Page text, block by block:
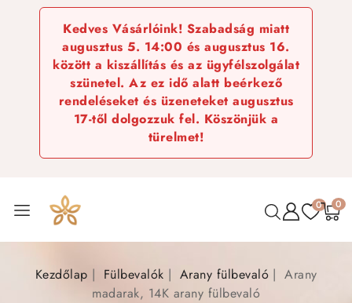
Kedves Vásárlóink! Szabadság miatt
augusztus 5. 14:00 és augusztus 16.
között a kiszállítás és az ügyfélszolgálat
szünetel. Az ez idő alatt beérkező
rendeléseket és üzeneteket augusztus
17-től dolgozzuk fel. Köszönjük a
türelmet!
0 0
Kezdőlap Fülbevalók Arany fülbevaló
Arany
madarak, 14K arany fülbevaló